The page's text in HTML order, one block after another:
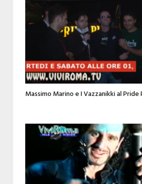
Massimo Marino e I Vazzanikki al Pride